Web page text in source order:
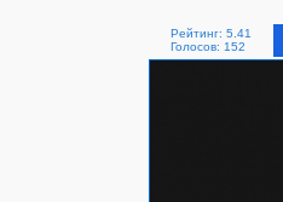
Рейтинг: 5.41
Голосов: 152